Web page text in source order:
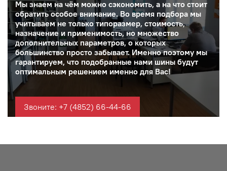
Мы знаем на чём можно сэкономить, а на что стоит
обратить особое внимание. Во время подбора мы
учитываем не только типоразмер, стоимость,
назначение и применимость, но множество
дополнительных параметров, о которых
большинство просто забывает. Именно поэтому мы
гарантируем, что подобранные нами шины будут
оптимальным решением именно для Вас!
Звоните: +7 (4852) 66-44-66